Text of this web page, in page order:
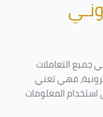
جميع التعاملات
فهي تعني
استخدام المعلومات